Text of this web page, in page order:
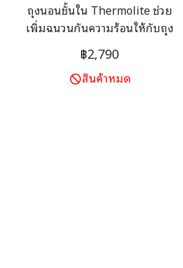
ถุงนอนชั้นใน Thermolite ช่วย
เพิ่มฉนวนกันความร้อนให้กับถุง
นอนของคุณ รุ่น Radiator น้ำ
หนัก 370 กรัม แต่สามารถเพิ่ม
อุณหภูมิให้ถุงนอนของคุณได้ถึง
฿2,790
สินค้าหมด